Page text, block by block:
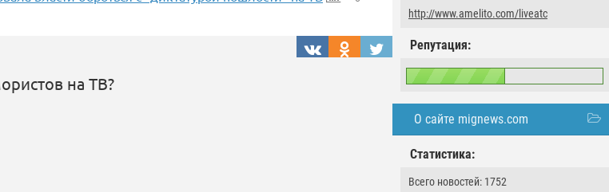
http://www.amelito.com/liveatc
Репутация:
О сайте mignews.com
Статистика:
Всего новостей: 1752
на ТВ?